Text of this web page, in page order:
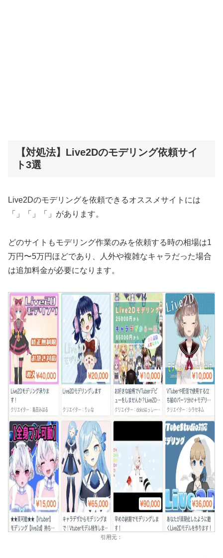
【対処法】Live2Dのモデリング依頼サイ
ト3選
Live2Dのモデリングを依頼できるオススメサイトには
「」「」「」があります。
どのサイトもモデリング作業のみを依頼する時の相場は1
万円〜5万円ほどであり、人外や複雑なキャラだった場合
は追加料金が必要になります。
引用元：